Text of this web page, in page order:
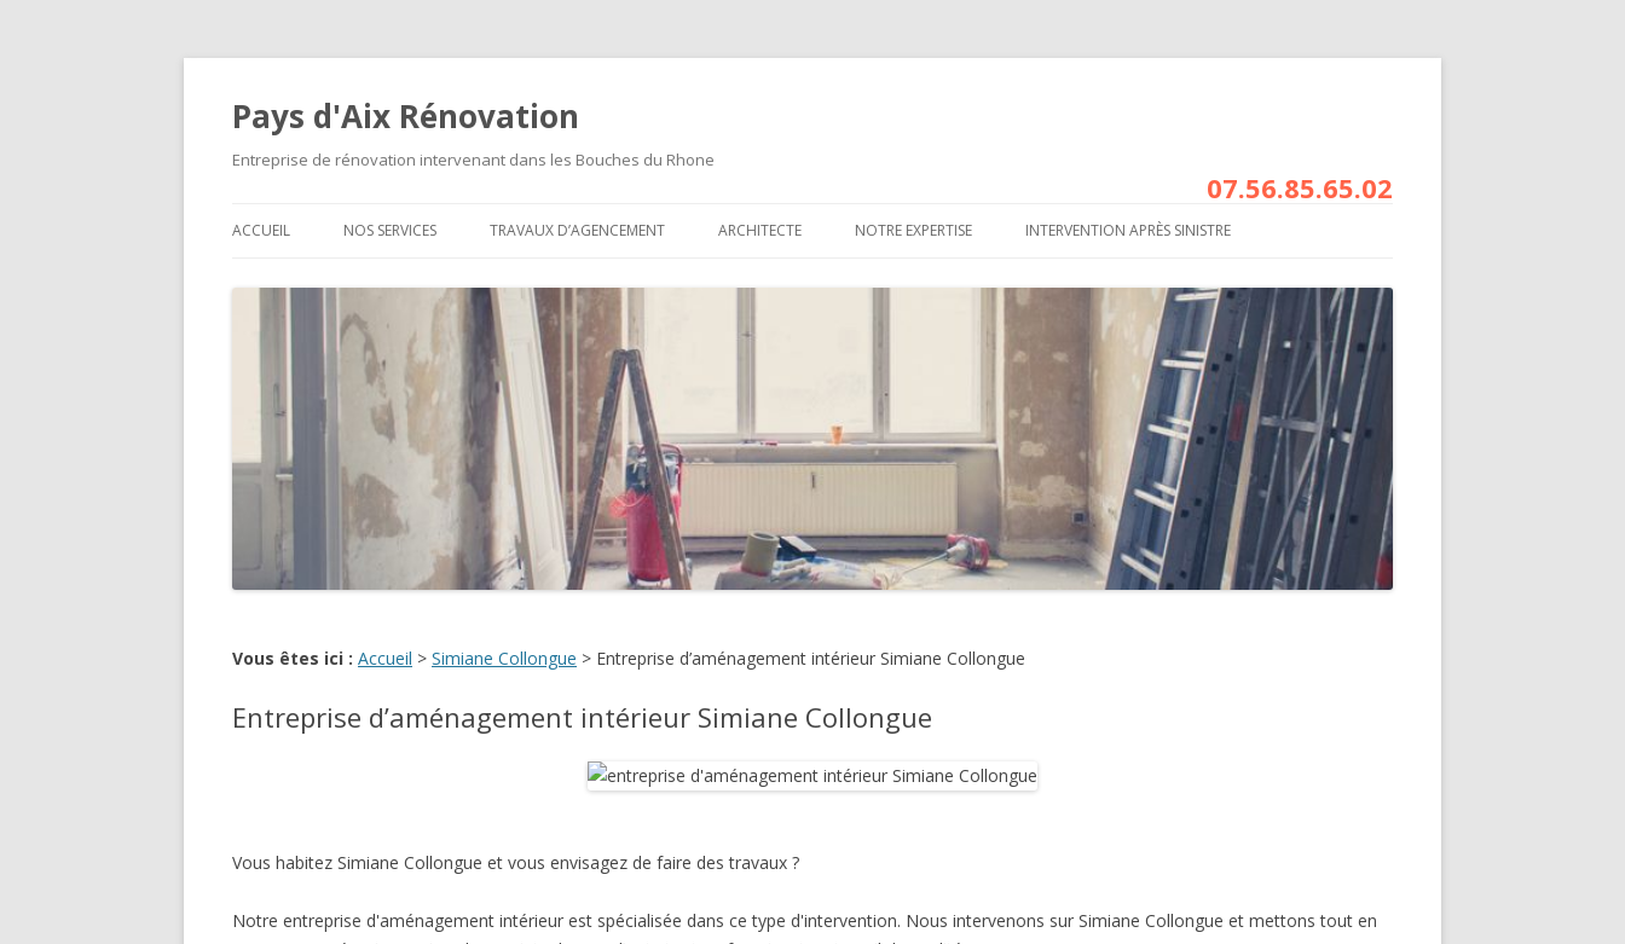
Pays d'Aix Rénovation
Entreprise de rénovation intervenant dans les Bouches du Rhone
07.56.85.65.02
ACCUEIL NOS SERVICES TRAVAUX D’AGENCEMENT ARCHITECTE NOTRE EXPERTISE INTERVENTION APRÈS SINISTRE
Vous êtes ici : Accueil > Simiane Collongue > Entreprise d’aménagement intérieur Simiane Collongue
Entreprise d’aménagement intérieur Simiane Collongue
Vous habitez Simiane Collongue et vous envisagez de faire des travaux ?
Notre entreprise d'aménagement intérieur est spécialisée dans ce type d'intervention. Nous intervenons sur Simiane Collongue et mettons tout en